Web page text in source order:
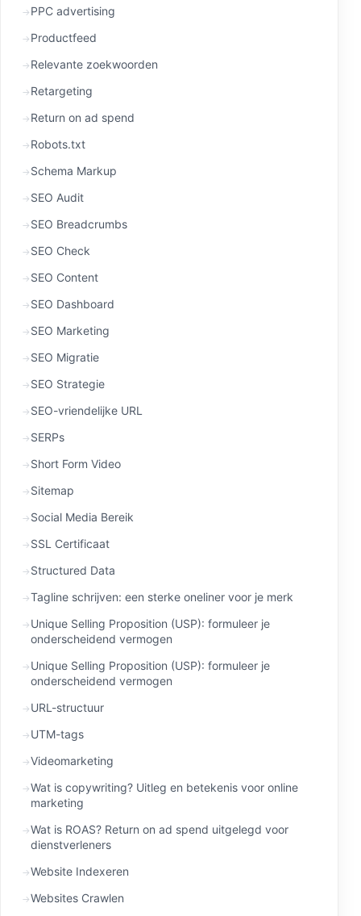
PPC advertising
Productfeed
Relevante zoekwoorden
Retargeting
Return on ad spend
Robots.txt
Schema Markup
SEO Audit
SEO Breadcrumbs
SEO Check
SEO Content
SEO Dashboard
SEO Marketing
SEO Migratie
SEO Strategie
SEO-vriendelijke URL
SERPs
Short Form Video
Sitemap
Social Media Bereik
SSL Certificaat
Structured Data
Tagline schrijven: een sterke oneliner voor je merk
Unique Selling Proposition (USP): formuleer je
onderscheidend vermogen
Unique Selling Proposition (USP): formuleer je
onderscheidend vermogen
URL-structuur
UTM-tags
Videomarketing
Wat is copywriting? Uitleg en betekenis voor online
marketing
Wat is ROAS? Return on ad spend uitgelegd voor
dienstverleners
Website Indexeren
Websites Crawlen